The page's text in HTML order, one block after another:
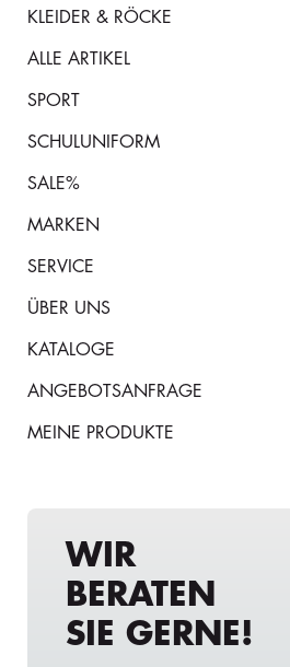
KLEIDER & RÖCKE
ALLE ARTIKEL
SPORT
SCHULUNIFORM
SALE%
MARKEN
SERVICE
ÜBER UNS
KATALOGE
ANGEBOTSANFRAGE
MEINE PRODUKTE
WIR
BERATEN
SIE GERNE!